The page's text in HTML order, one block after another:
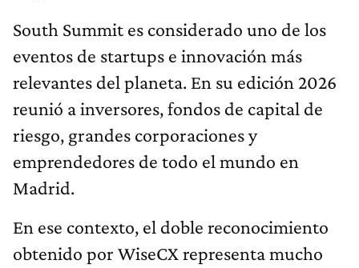
South Summit es considerado uno de los
eventos de startups e innovación más
relevantes del planeta. En su edición 2026
reunió a inversores, fondos de capital de
riesgo, grandes corporaciones y
emprendedores de todo el mundo en
Madrid.
En ese contexto, el doble reconocimiento
obtenido por WiseCX representa mucho